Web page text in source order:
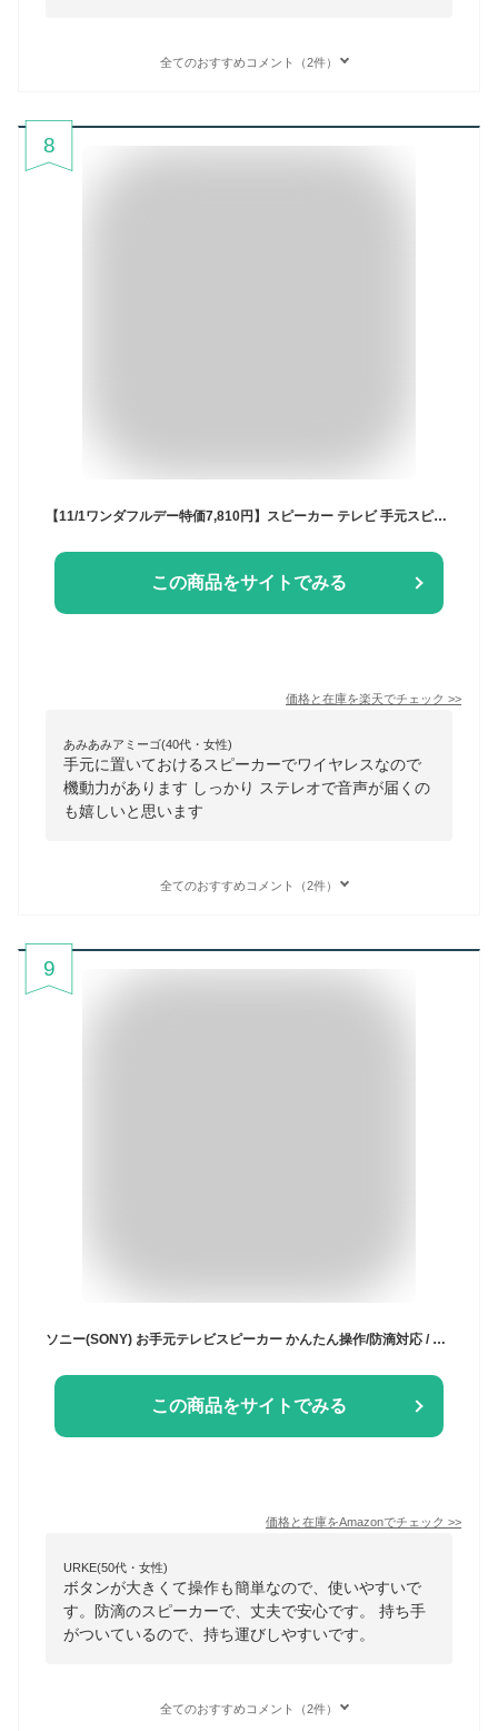
全てのおすすめコメント（2件）
8
【11/1ワンダフルデー特価7,810円】スピーカー テレビ 手元スピーカー 無線 ワイヤレス コードレス 持ち運び 手元 耳元 テレビスピーカー テレビ用 ワイヤレススピーカー 難聴 補聴器 聴音補助器 イヤホン 代わり 大音量 ●[送料無料]
この商品をサイトでみる
価格と在庫を楽天でチェック >>
あみあみアミーゴ(40代・女性)
手元に置いておけるスピーカーでワイヤレスなので
機動力があります しっかり ステレオで音声が届くの
も嬉しいと思います
全てのおすすめコメント（2件）
9
ソニー(SONY) お手元テレビスピーカー かんたん操作/防滴対応 / 「声」専用スピーカー搭載 テレビリモコン一体型 2020年モデル SRS-LSR200
この商品をサイトでみる
価格と在庫をAmazonでチェック >>
URKE(50代・女性)
ボタンが大きくて操作も簡単なので、使いやすいで
す。防滴のスピーカーで、丈夫で安心です。 持ち手
がついているので、持ち運びしやすいです。
全てのおすすめコメント（2件）